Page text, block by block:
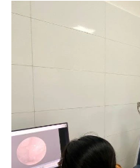
FRANÇAIS
한국어